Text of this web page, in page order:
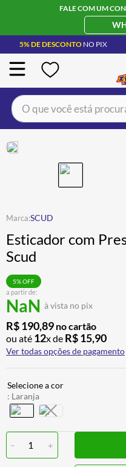
FALE COM UM
5% DE DESCONTO NO PIX
O que você está
SCUD
Esticador com
Scud
a partir de:
NaN à vista no pix
5% OFF
R$190,89 no cartão
ou até 12x de R$15,90
Ver todas opções de pagamento
: Laranja
- 1 +
BOTA
4º ÓCULOS SOLAR
5º LUVA
6º
7º
8 º ALPINESTAR
9º AIROH
10º BOTAS